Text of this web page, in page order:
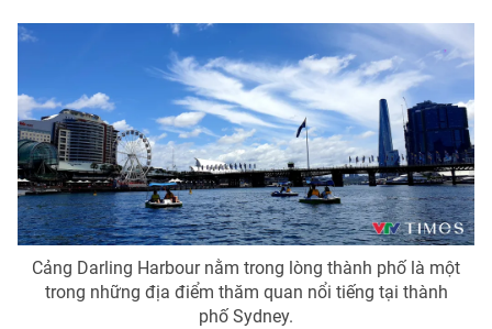
Theo dõi báo trên
Cơ quan chủ quản:Đài Truyền hình Việt Nam
Cơ quan báo chí:Thời báo VTV
cấp ngày 29/12/2023
Tổng Biên tập:
Vũ Thanh Thủy
Cảng Darling Harbour nằm trong lòng thành phố là một
trong những địa điểm thăm quan nổi tiếng tại thành
phố Sydney.